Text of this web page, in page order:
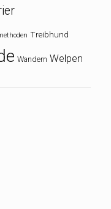
Treibhund
Wandern Welpen